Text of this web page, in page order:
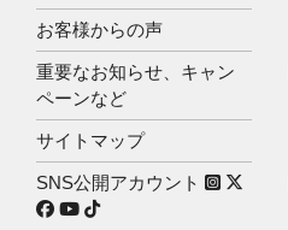
お客様からの声
重要なお知らせ、キャン
ペーンなど
サイトマップ
SNS公開アカウント